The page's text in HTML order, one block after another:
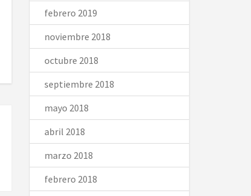
febrero 2019
noviembre 2018
octubre 2018
septiembre 2018
mayo 2018
abril 2018
marzo 2018
febrero 2018